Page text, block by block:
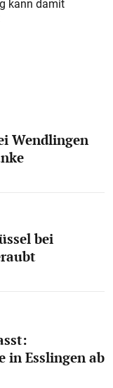
kann damit
Wendlingen
bei
in Esslingen ab